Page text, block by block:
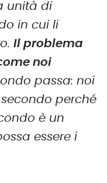
unità di
in cui li
Il problema
noi
passa: noi
perché
è un
essere i